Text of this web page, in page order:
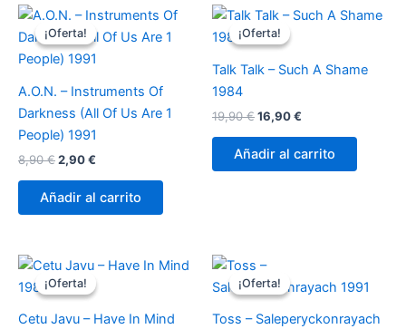
¡Oferta!
¡Oferta!
A.O.N. – Instruments Of
Darkness (All Of Us Are 1
People) 1991
8,90€El
original
era:
2,90€
actual
es:
Añadir al carrito
¡Oferta!
¡Oferta!
Talk Talk – Such A Shame
1984
19,90€El
original
era:
16,90€
actual
es:
Añadir al carrito
¡Oferta!
¡Oferta!
Cetu Javu – Have In Mind
¡Oferta!
¡Oferta!
Toss ‎– Saleperyckonrayach